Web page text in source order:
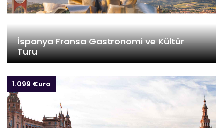
İspanya Fransa Gastronomi ve Kültür
Turu
1.099 €uro